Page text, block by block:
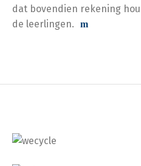
dat bovendien rekening
de leerlingen.